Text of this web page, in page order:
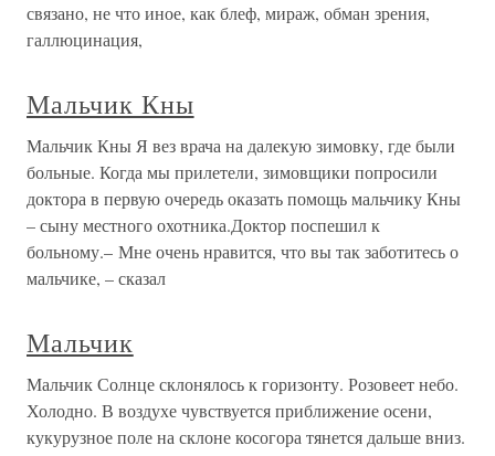
связано, не что иное, как блеф, мираж, обман зрения,
галлюцинация,
Мальчик Кны
Мальчик Кны Я вез врача на далекую зимовку, где были
больные. Когда мы прилетели, зимовщики попросили
доктора в первую очередь оказать помощь мальчику Кны
– сыну местного охотника.Доктор поспешил к
больному.– Мне очень нравится, что вы так заботитесь о
мальчике, – сказал
Мальчик
Мальчик Солнце склонялось к горизонту. Розовеет небо.
Холодно. В воздухе чувствуется приближение осени,
кукурузное поле на склоне косогора тянется дальше вниз.